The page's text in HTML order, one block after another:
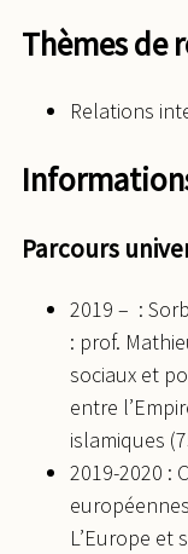
Thèmes de
Relations
Parcours
2019 – :
: prof.
sociaux et
entre
islamiques
2019-2020 :
L’Europe et